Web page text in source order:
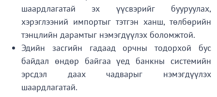
шаардлагатай эх үүсвэрийг бууруулах,
хэрэглээний импортыг тэтгэн ханш, төлбөрийн
тэнцлийн дарамтыг нэмэгдүүлэх боломжтой.
Эдийн засгийн гадаад орчны тодорхой бус
байдал өндөр байгаа үед банкны системийн
эрсдэл даах чадварыг нэмэгдүүлэх
шаардлагатай.